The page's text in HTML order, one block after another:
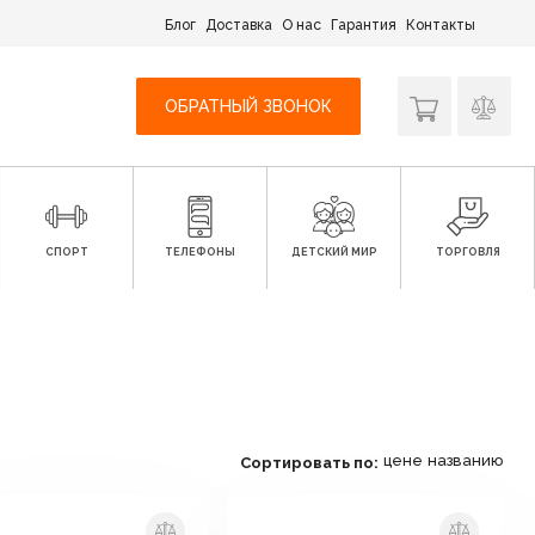
Блог Доставка О нас Гарантия Контакты
ОБРАТНЫЙ ЗВОНОК
СПОРТ ТЕЛЕФОНЫ ДЕТСКИЙ МИР ТОРГОВЛЯ
Сортировать по: цене названию